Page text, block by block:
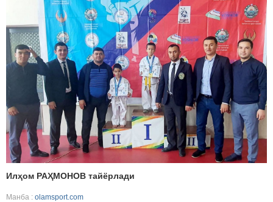
Илҳом РАҲМОНОВ тайёрлади
Манба : olamsport.com